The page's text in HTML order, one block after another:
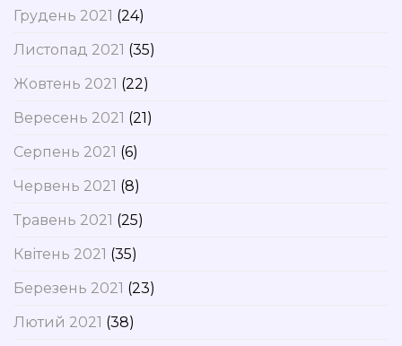
Грудень 2021 (24)
Листопад 2021 (35)
Жовтень 2021 (22)
Вересень 2021 (21)
Серпень 2021 (6)
Червень 2021 (8)
Травень 2021 (25)
Квітень 2021 (35)
Березень 2021 (23)
Лютий 2021 (38)